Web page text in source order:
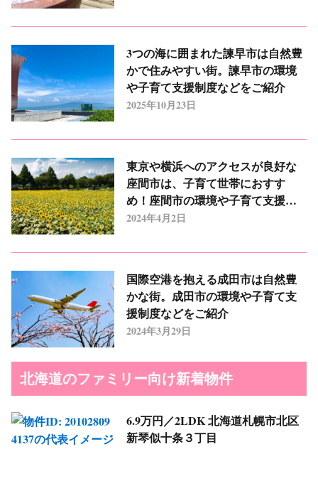
3つの海に囲まれた諫早市は自然豊
かで住みやすい街。諫早市の環境
や子育て支援制度などをご紹介
2025年10月23日
東京や横浜へのアクセスが良好な
座間市は、子育て世帯におすす
め！座間市の環境や子育て支援制
度などをご紹介
2024年4月2日
国際空港を抱える成田市は自然豊
かな街。成田市の環境や子育て支
援制度などをご紹介
2024年3月29日
北海道のファミリー向け新着物件
6.9万円／2LDK北海道札幌市北区
新琴似十条３丁目